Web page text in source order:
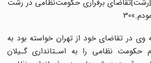
برقراری‌ حکومت‌نظامی‌ در‌ رشت‌
در تقاضای خود از‌ تهران‌ خواسته بود به
حکومت‌ نظامی را به اسـتانداری گـیلان